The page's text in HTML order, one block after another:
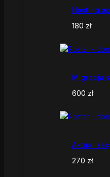
Hosting
180 zł
Migracja
600 zł
270 zł